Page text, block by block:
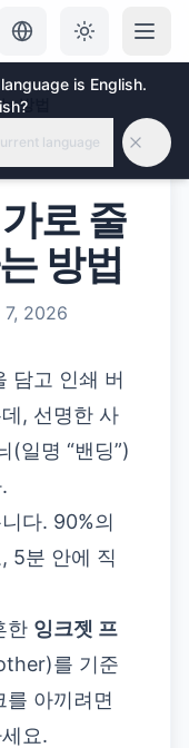
is English.
language
방법
로 줄
방법
7, 2026
담고 인쇄 버
, 선명한 사
(일명 “밴딩”)
다. 90%의
5분 안에 직
한 잉크젯 프
를 기준
를 아끼려면
요.